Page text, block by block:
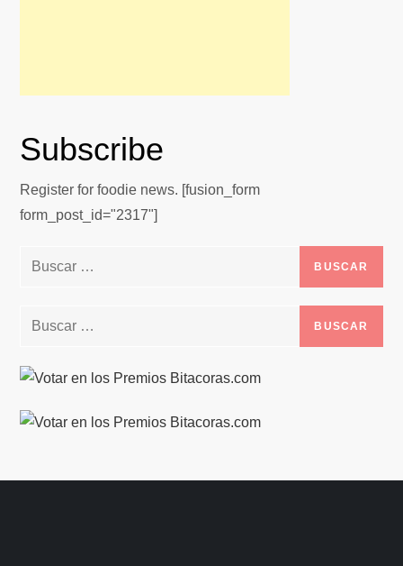
Subscribe
Register for foodie news. [fusion_form
form_post_id="2317"]
Buscar:
Buscar: